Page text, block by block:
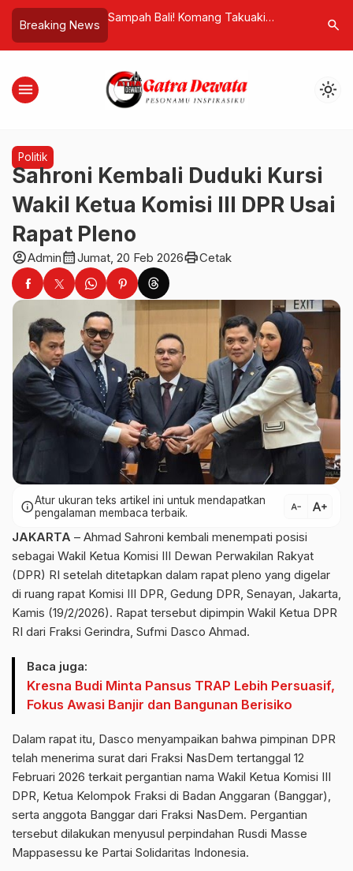
Breaking News
Sampah Bali! Komang Takuaki
Banuartha: “Jangan Jadikan
Masyarakat Korban Kepanikan
Kebijakan”
PHMB Bersama
Surabrata
search
menu light_mode
Politik
Sahroni Kembali Duduki Kursi
Wakil Ketua Komisi III DPR Usai
Rapat Pleno
account_circleAdmincalendar_monthJumat, 20 Feb 2026printCetak
infoAtur ukuran teks artikel ini untuk mendapatkan
pengalaman membaca terbaik.
text_decrease text_increase
JAKARTA – Ahmad Sahroni kembali menempati posisi
sebagai Wakil Ketua Komisi III Dewan Perwakilan Rakyat
(DPR) RI setelah ditetapkan dalam rapat pleno yang digelar
di ruang rapat Komisi III DPR, Gedung DPR, Senayan, Jakarta,
Kamis (19/2/2026). Rapat tersebut dipimpin Wakil Ketua DPR
RI dari Fraksi Gerindra, Sufmi Dasco Ahmad.
Baca juga:
Kresna Budi Minta Pansus TRAP Lebih Persuasif,
Fokus Awasi Banjir dan Bangunan Berisiko
Dalam rapat itu, Dasco menyampaikan bahwa pimpinan DPR
telah menerima surat dari Fraksi NasDem tertanggal 12
Februari 2026 terkait pergantian nama Wakil Ketua Komisi III
DPR, Ketua Kelompok Fraksi di Badan Anggaran (Banggar),
serta anggota Banggar dari Fraksi NasDem. Pergantian
tersebut dilakukan menyusul perpindahan Rusdi Masse
Mappasessu ke Partai Solidaritas Indonesia.